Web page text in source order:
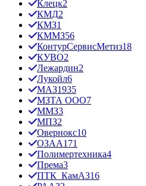
Клецк2
КМД2
КМЗ1
КММЗ56
КонтурСервисМетиз18
КУВО2
Лежардин2
Лукойл6
МАЗ1935
МЗТА ООО7
ММЗ3
МПЗ2
Овернокс10
ОЗАА171
Полимертехника4
Према3
ПТК_КамАЗ16